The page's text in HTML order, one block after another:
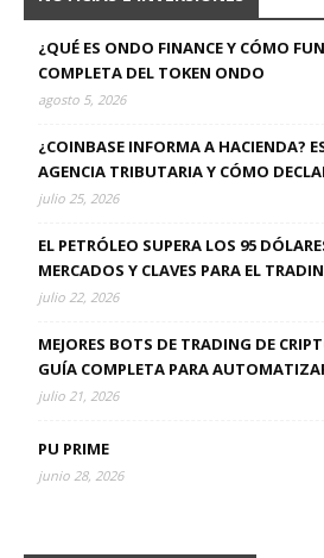
¿QUÉ ES ONDO FINANCE Y CÓMO
COMPLETA DEL TOKEN ONDO
agosto 5, 2026
¿COINBASE INFORMA A HACIENDA?
AGENCIA TRIBUTARIA Y CÓMO
julio 25, 2026
EL PETRÓLEO SUPERA LOS 95
MERCADOS Y CLAVES PARA EL
julio 22, 2026
MEJORES BOTS DE TRADING DE
GUÍA COMPLETA PARA
julio 21, 2026
PU PRIME
junio 28, 2026